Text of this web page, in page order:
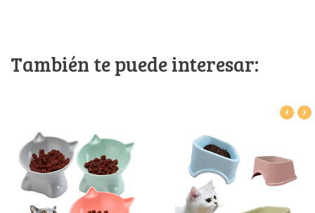
También te puede interesar:
‹ ›